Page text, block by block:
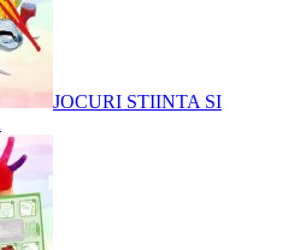
JOCURI STIINTA SI